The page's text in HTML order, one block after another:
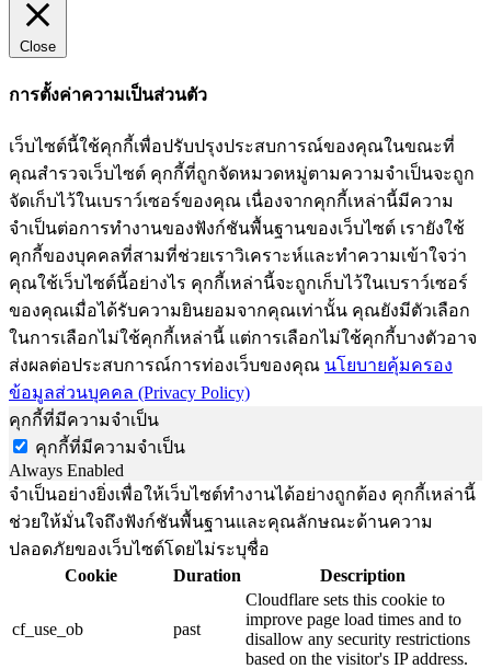
Close
การตั้งค่าความเป็นส่วนตัว
เว็บไซต์นี้ใช้คุกกี้เพื่อปรับปรุงประสบการณ์ของคุณในขณะที่
คุณสำรวจเว็บไซต์ คุกกี้ที่ถูกจัดหมวดหมู่ตามความจำเป็นจะถูก
จัดเก็บไว้ในเบราว์เซอร์ของคุณ เนื่องจากคุกกี้เหล่านี้มีความ
จำเป็นต่อการทำงานของฟังก์ชันพื้นฐานของเว็บไซต์ เรายังใช้
คุกกี้ของบุคคลที่สามที่ช่วยเราวิเคราะห์และทำความเข้าใจว่า
คุณใช้เว็บไซต์นี้อย่างไร คุกกี้เหล่านี้จะถูกเก็บไว้ในเบราว์เซอร์
ของคุณเมื่อได้รับความยินยอมจากคุณเท่านั้น คุณยังมีตัวเลือก
ในการเลือกไม่ใช้คุกกี้เหล่านี้ แต่การเลือกไม่ใช้คุกกี้บางตัวอาจ
ส่งผลต่อประสบการณ์การท่องเว็บของคุณ นโยบายคุ้มครอง
ข้อมูลส่วนบุคคล (Privacy Policy)
คุกกี้ที่มีความจำเป็น
คุกกี้ที่มีความจำเป็น
Always Enabled
จำเป็นอย่างยิ่งเพื่อให้เว็บไซต์ทำงานได้อย่างถูกต้อง คุกกี้เหล่านี้
ช่วยให้มั่นใจถึงฟังก์ชันพื้นฐานและคุณลักษณะด้านความ
ปลอดภัยของเว็บไซต์โดยไม่ระบุชื่อ
Cookie
Duration Description
cf_use_ob past
Cloudflare sets this cookie to
improve page load times and to
disallow any security restrictions
based on the visitor's IP address.